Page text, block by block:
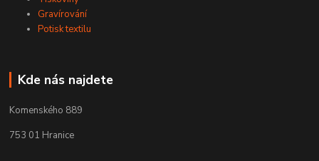
Gravírování
Potisk textilu
Kde nás najdete
Komenského 889
753 01 Hranice